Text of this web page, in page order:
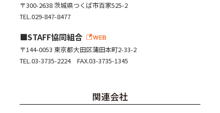
〒300-2638 茨城県つくば市百家525-2
TEL.029-847-8477
STAFF協同組合
〒144-0053 東京都大田区蒲田本町2-33-2
TEL.03-3735-2224 FAX.03-3735-1345
関連会社